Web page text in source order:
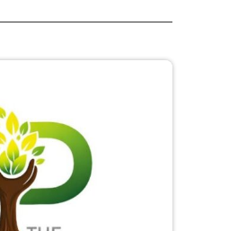
les capacités